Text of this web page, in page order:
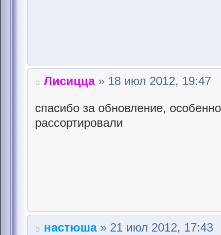
Лисицца» 18 июл 2012, 19:47
спасибо за обновление,
рассортировали
настюша» 21 июл 2012, 17:43